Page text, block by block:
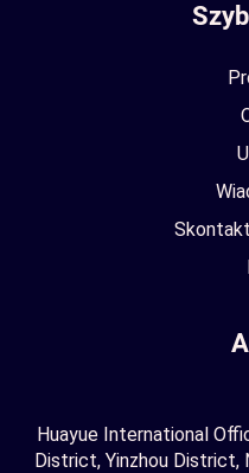
Huayue International
District, Yinzhou District,